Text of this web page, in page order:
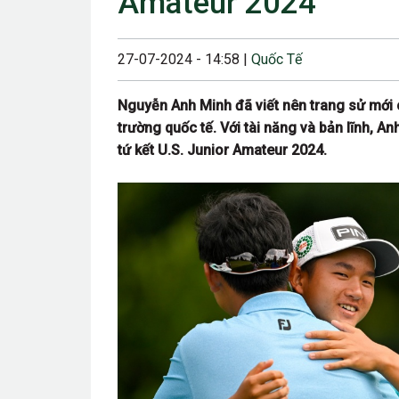
28/06/2024 12:00
25/04/2024 6:00
07/03/2024 12:00
22/12/2023
26/10/2023 12:00
27-07-2024 - 14:58 | Quốc Tế
Nguyễn Anh Minh đã viết nên trang sử
trường quốc tế. Với tài năng và bản lĩnh,
tứ kết U.S. Junior Amateur 2024.